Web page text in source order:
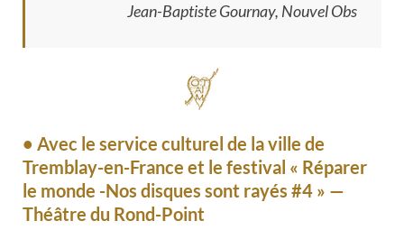
Jean-Baptiste Gournay, Nouvel Obs
• Avec le service culturel de la ville de
Tremblay-en-France et le festival « Réparer
le monde -Nos disques sont rayés #4 » —
Théâtre du Rond-Point